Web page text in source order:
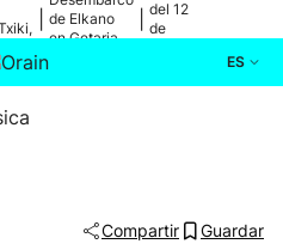
de Elkano
en Getaria
del 12
de
ES
Compartir Guardar